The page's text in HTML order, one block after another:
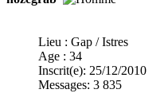
Lieu : Gap / Istres
Age : 34
Inscrit(e): 25/12/2010
Messages: 3 835